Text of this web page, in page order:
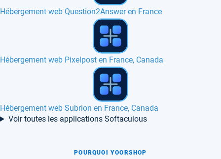
Hébergement web Live helper chat en France
Hébergement web PRADO en France
Hébergement web Etano en France, Belgique, Europe
Voir toutes les applications Softaculous
POURQUOI YOORSHOP